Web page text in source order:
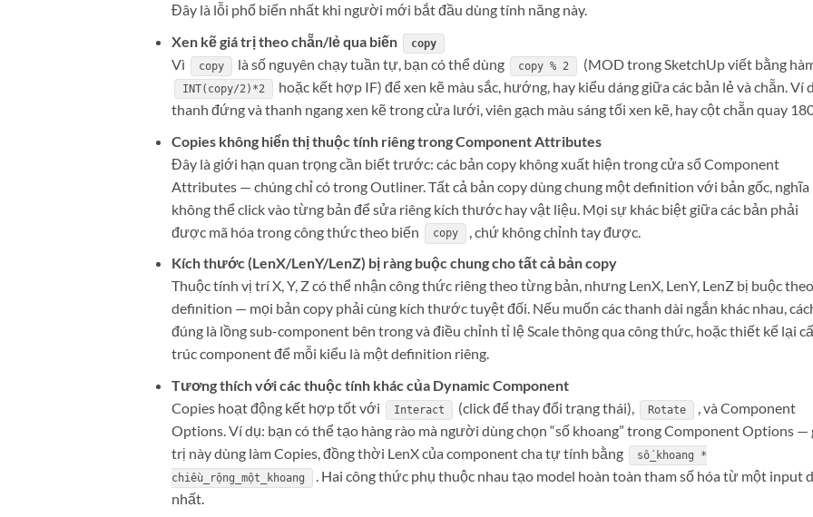
Đây là lỗi phổ biến nhất khi người mới bắt đầu dùng tính năng này.
Xen kẽ giá trị theo chẵn/lẻ qua biến
copy
Vì copy là số nguyên chạy tuần tự, bạn có thể dùng copy % 2 (MOD trong SketchUp viết bằng
INT(copy/2)*2
hoặc kết hợp IF) để xen kẽ màu sắc, hướng, hay kiểu dáng giữa các bản lẻ và chẵn. Ví
thanh đứng và thanh ngang xen kẽ trong cửa lưới, viên gạch màu sáng tối xen kẽ, hay cột chẵn quay
Copies không hiển thị thuộc tính riêng trong Component Attributes
Đây là giới hạn quan trọng cần biết trước: các bản copy không xuất hiện trong cửa sổ Component
Attributes — chúng chỉ có trong Outliner. Tất cả bản copy dùng chung một definition với bản gốc, nghĩa
không thể click vào từng bản để sửa riêng kích thước hay vật liệu. Mọi sự khác biệt giữa các bản phải
được mã hóa trong công thức theo biến
copy
, chứ không chỉnh tay được.
Kích thước (LenX/LenY/LenZ) bị ràng buộc chung cho tất cả bản copy
Thuộc tính vị trí X, Y, Z có thể nhận công thức riêng theo từng bản, nhưng LenX, LenY, LenZ bị buộc theo
definition — mọi bản copy phải cùng kích thước tuyệt đối. Nếu muốn các thanh dài ngắn khác nhau,
đúng là lồng sub-component bên trong và điều chỉnh tỉ lệ Scale thông qua công thức, hoặc thiết kế lại
trúc component để mỗi kiểu là một definition riêng.
Tương thích với các thuộc tính khác của Dynamic Component
Copies hoạt động kết hợp tốt với
Interact (click để thay đổi trạng thái), Rotate
, và Component
Options. Ví dụ: bạn có thể tạo hàng rào mà người dùng chọn “số khoang” trong Component Options —
trị này dùng làm Copies, đồng thời LenX của component cha tự tính bằng
số_khoang *
chiều_rộng_một_khoang
. Hai công thức phụ thuộc nhau tạo model hoàn toàn tham số hóa từ một input
nhất.